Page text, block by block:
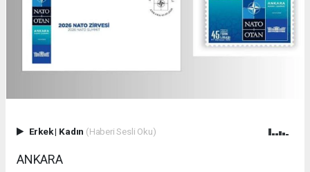
Erkek| Kadın (Haberi Sesli Oku)
ANKARA